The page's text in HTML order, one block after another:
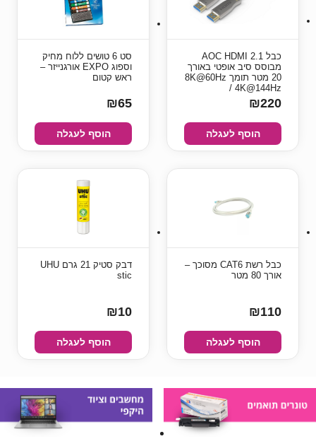
כבל AOC HDMI 2.1
מבוסס סיב אופטי באורך
20 מטר תומך 8K@60Hz
/ 4K@144Hz
₪220
הוסף לעגלה
סט 6 טושים ללוח מחיק
וספוג EXPO אורגנייזר –
ראש קטום
₪65
הוסף לעגלה
כבל רשת CAT6 מסוכך –
אורך 80 מטר
₪110
הוסף לעגלה
דבק סטיק 21 גרם UHU
stic
₪10
הוסף לעגלה